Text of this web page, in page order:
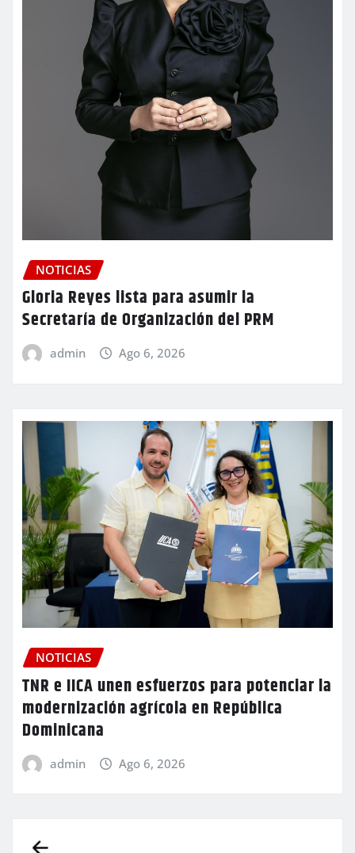
NOTICIAS
Gloria Reyes lista para asumir la
Secretaría de Organización del PRM
admin Ago 6, 2026
NOTICIAS
TNR e IICA unen esfuerzos para potenciar la
modernización agrícola en República
Dominicana
admin Ago 6, 2026